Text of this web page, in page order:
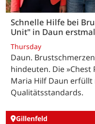
Schnelle Hilfe bei
Unit" in Daun
Thursday
Daun.
hindeuten. Die
Maria Hilf Daun
Qualitätsstandards.
Gillenfeld